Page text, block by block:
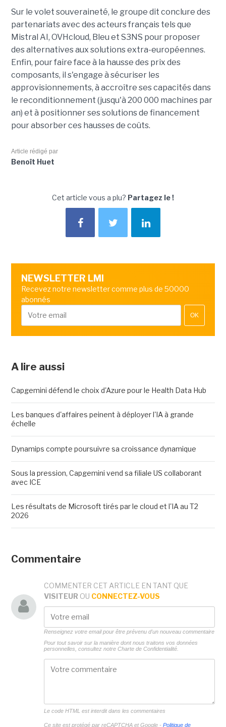
Sur le volet souveraineté, le groupe dit conclure des
partenariats avec des acteurs français tels que
Mistral AI, OVHcloud, Bleu et S3NS pour proposer
des alternatives aux solutions extra-européennes.
Enfin, pour faire face à la hausse des prix des
composants, il s'engage à sécuriser les
approvisionnements, à accroître ses capacités dans
le reconditionnement (jusqu'à 200 000 machines par
an) et à positionner ses solutions de financement
pour absorber ces hausses de coûts.
Article rédigé par
Benoît Huet
Cet article vous a plu? Partagez le !
NEWSLETTER LMI
Recevez notre newsletter comme plus de 50000
abonnés
OK
A lire aussi
Capgemini défend le choix d'Azure pour le Health Data Hub
Les banques d'affaires peinent à déployer l'IA à grande
échelle
Dynamips compte poursuivre sa croissance dynamique
Sous la pression, Capgemini vend sa filiale US collaborant
avec ICE
Les résultats de Microsoft tirés par le cloud et l'IA au T2
2026
Commentaire
COMMENTER CET ARTICLE EN TANT QUE
VISITEUR OU CONNECTEZ-VOUS
Renseignez votre email pour être prévenu d'un nouveau commentaire
Pour tout savoir sur la manière dont nous traitons vos données
personnelles, consultez notre Charte de Confidentialité.
Le code HTML est interdit dans les commentaires
Ce site est protégé par reCAPTCHA et Google - Politique de